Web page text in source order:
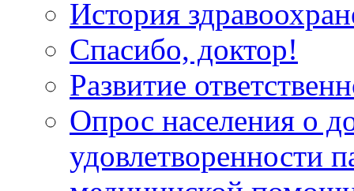
История
Спасибо, доктор!
Развитие
Опрос населения о
удовлетворенности